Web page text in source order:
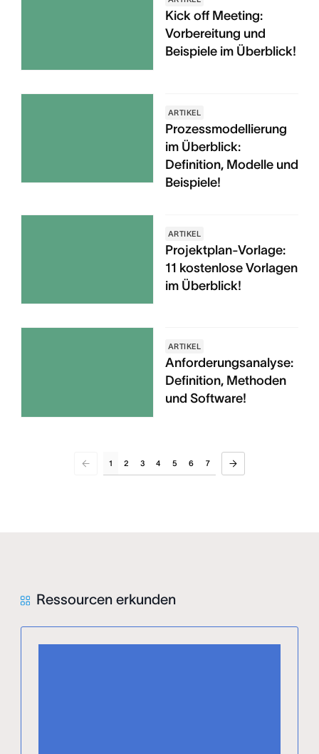
Kick off Meeting:
Vorbereitung und
Beispiele im Überblick!
ARTIKEL
Prozessmodellierung
im Überblick:
Definition, Modelle und
Beispiele!
ARTIKEL
Projektplan-Vorlage:
11 kostenlose Vorlagen
im Überblick!
ARTIKEL
Anforderungsanalyse:
Definition, Methoden
und Software!
1 2 3 4 5 6 7
Ressourcen erkunden